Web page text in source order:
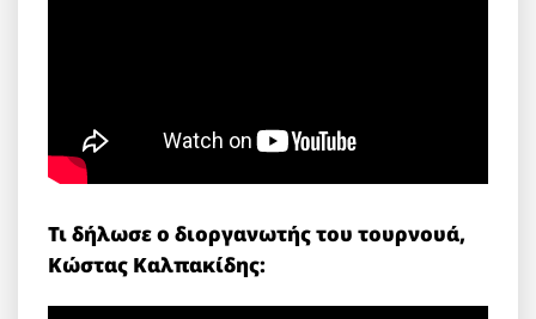
Τι δήλωσε ο διοργανωτής του τουρνουά,
Κώστας Καλπακίδης: